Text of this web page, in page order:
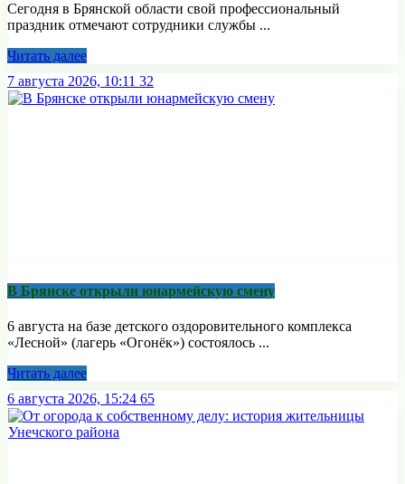
Сегодня в Брянской области свой профессиональный
праздник отмечают сотрудники службы ...
Читать далее
7 августа 2026, 10:11 32
В Брянске открыли юнармейскую смену
6 августа на базе детского оздоровительного комплекса
«Лесной» (лагерь «Огонёк») состоялось ...
Читать далее
6 августа 2026, 15:24 65